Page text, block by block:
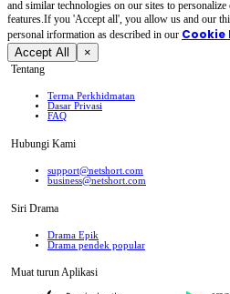
and similar technologies on our sites to
features.If you 'Accept all', you allow us and our
personal irformation as described in our Cookie
Accept All ×
Tentang
Terma Perkhidmatan
Dasar Privasi
FAQ
Hubungi Kami
support@netshort.com
business@netshort.com
Siri Drama
Drama Epik
Drama pendek popular
Muat turun Aplikasi